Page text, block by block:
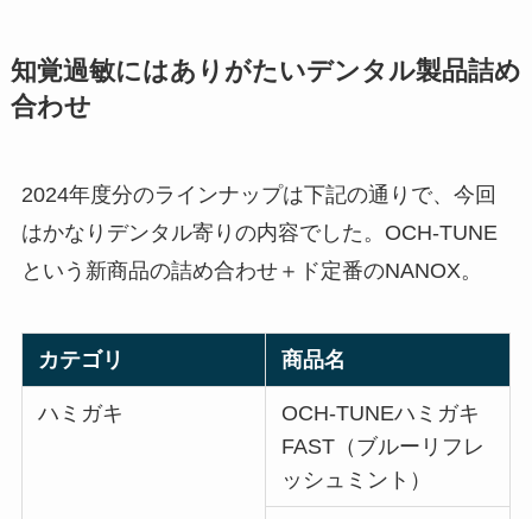
知覚過敏にはありがたいデンタル製品詰め
合わせ
2024年度分のラインナップは下記の通りで、今回
はかなりデンタル寄りの内容でした。OCH-TUNE
という新商品の詰め合わせ＋ド定番のNANOX。
カテゴリ 商品名
ハミガキ
OCH-TUNEハミガキ
FAST（ブルーリフレ
ッシュミント）